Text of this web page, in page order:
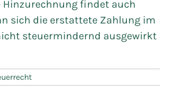
Hinzurechnung findet auch
sich die erstattete Zahlung im
steuermindernd ausgewirkt